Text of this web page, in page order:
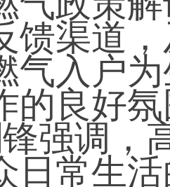
馈渠道
气入户
的良好
强调，
日常生